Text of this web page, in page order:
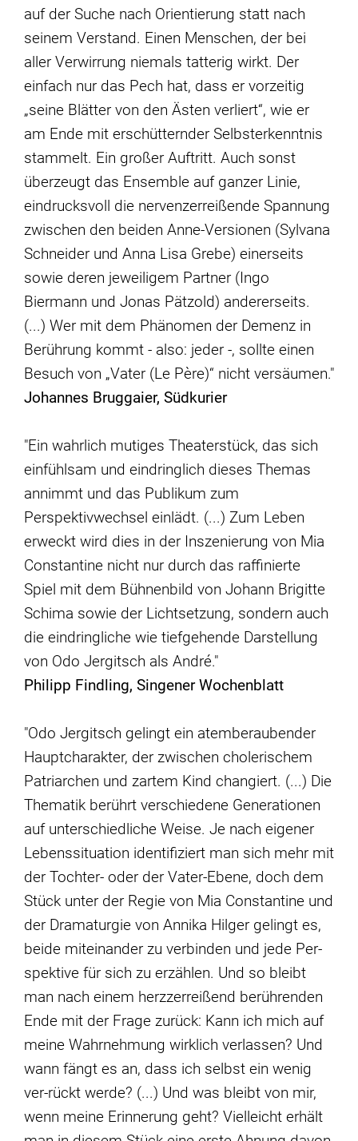
auf der Suche nach Orientierung statt nach
seinem Verstand. Einen Menschen, der bei
aller Verwirrung niemals tatterig wirkt. Der
einfach nur das Pech hat, dass er vorzeitig
„seine Blätter von den Ästen verliert“, wie er
am Ende mit erschütternder Selbsterkenntnis
stammelt. Ein großer Auftritt. Auch sonst
überzeugt das Ensemble auf ganzer Linie,
eindrucksvoll die nervenzerreißende Spannung
zwischen den beiden Anne-Versionen (Sylvana
Schneider und Anna Lisa Grebe) einerseits
sowie deren jeweiligem Partner (Ingo
Biermann und Jonas Pätzold) andererseits.
(...) Wer mit dem Phänomen der Demenz in
Berührung kommt - also: jeder -, sollte einen
Besuch von „Vater (Le Père)“ nicht versäumen."
Johannes Bruggaier, Südkurier
"Ein wahrlich mutiges Theaterstück, das sich
einfühlsam und eindringlich dieses Themas
annimmt und das Publikum zum
Perspektivwechsel einlädt. (...) Zum Leben
erweckt wird dies in der Inszenierung von Mia
Constantine nicht nur durch das raffinierte
Spiel mit dem Bühnenbild von Johann Brigitte
Schima sowie der Lichtsetzung, sondern auch
die eindringliche wie tiefgehende Darstellung
von Odo Jergitsch als André."
Philipp Findling, Singener Wochenblatt
"Odo Jer­gitsch ge­lingt ein atem­be­rau­ben­der
Haupt­cha­rak­ter, der zwi­schen cho­le­ri­schem
Pa­tri­ar­chen und zar­tem Kind chan­giert. (...) Die
The­ma­tik be­rührt ver­schie­de­ne Ge­ne­ra­tio­nen
auf un­ter­schied­li­che Wei­se. Je nach ei­ge­ner
Le­bens­si­tua­ti­on iden­ti­fi­ziert man sich mehr mit
der Toch­ter- oder der Va­ter-Ebe­ne, doch dem
Stück un­ter der Re­gie von Mia Con­stan­ti­ne und
der Dra­ma­tur­gie von An­ni­ka Hil­ger ge­lingt es,
bei­de mit­ein­an­der zu ver­bin­den und je­de Per­
spek­ti­ve für sich zu er­zäh­len. Und so bleibt
man nach ei­nem herz­zer­reißend be­rüh­ren­den
En­de mit der Fra­ge zu­rück: Kann ich mich auf
mei­ne Wahr­neh­mung wirk­lich ver­las­sen? Und
wann fängt es an, dass ich selbst ein we­nig
ver-rückt wer­de? (...) Und was bleibt von mir,
wenn mei­ne Er­in­ne­rung geht? Viel­leicht er­hält